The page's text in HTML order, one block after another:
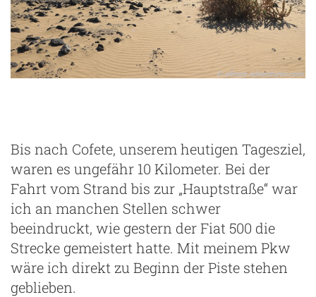
Bis nach Cofete, unserem heutigen Tagesziel,
waren es ungefähr 10 Kilometer. Bei der
Fahrt vom Strand bis zur „Hauptstraße“ war
ich an manchen Stellen schwer
beeindruckt, wie gestern der Fiat 500 die
Strecke gemeistert hatte. Mit meinem Pkw
wäre ich direkt zu Beginn der Piste stehen
geblieben.